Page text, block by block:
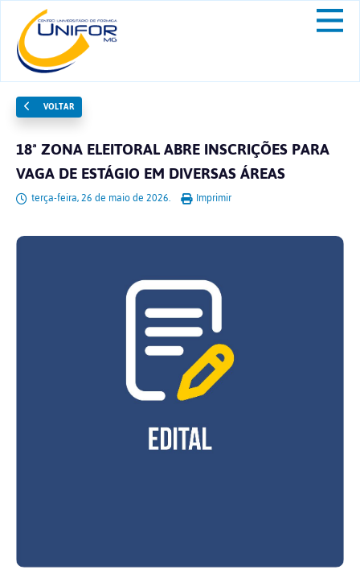
VOLTAR
18ª ZONA ELEITORAL ABRE INSCRIÇÕES PARA
VAGA DE ESTÁGIO EM DIVERSAS ÁREAS
terça-feira, 26 de maio de 2026. Imprimir